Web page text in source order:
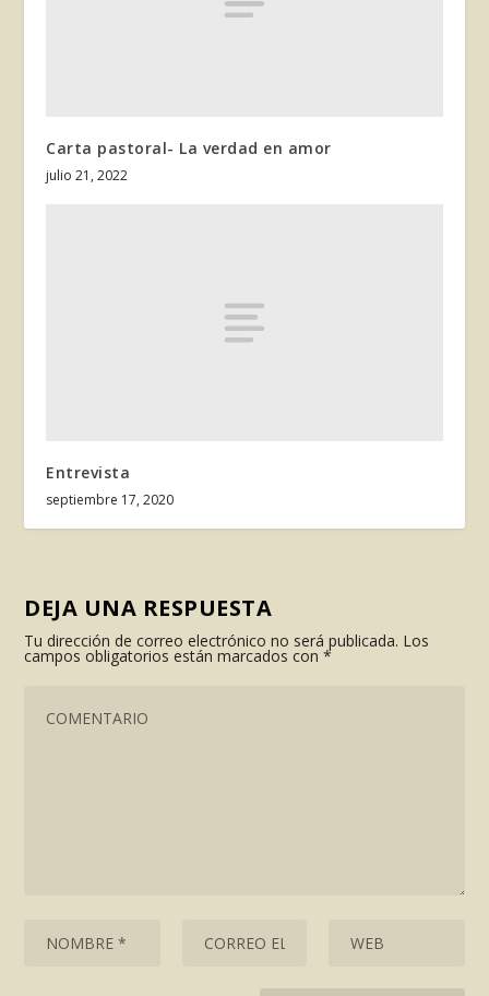
Carta pastoral- La verdad en amor
julio 21, 2022
Entrevista
septiembre 17, 2020
DEJA UNA RESPUESTA
Tu dirección de correo electrónico no será publicada. Los
campos obligatorios están marcados con*